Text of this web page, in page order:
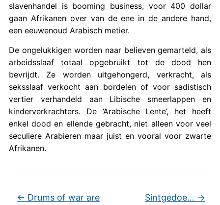
slavenhandel is booming business, voor 400 dollar
gaan Afrikanen over van de ene in de andere hand,
een eeuwenoud Arabisch metier.
De ongelukkigen worden naar believen gemarteld, als
arbeidsslaaf totaal opgebruikt tot de dood hen
bevrijdt. Ze worden uitgehongerd, verkracht, als
seksslaaf verkocht aan bordelen of voor sadistisch
vertier verhandeld aan Libische smeerlappen en
kinderverkrachters. De ‘Arabische Lente’, het heeft
enkel dood en ellende gebracht, niet alleen voor veel
seculiere Arabieren maar juist en vooral voor zwarte
Afrikanen.
← Drums of war are
Sintgedoe… →